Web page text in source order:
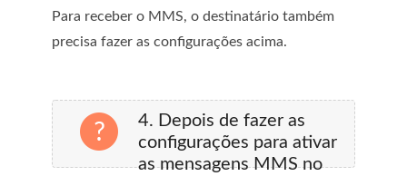
Para receber o MMS, o destinatário também
precisa fazer as configurações acima.
4. Depois de fazer as
configurações para ativar
as mensagens MMS no